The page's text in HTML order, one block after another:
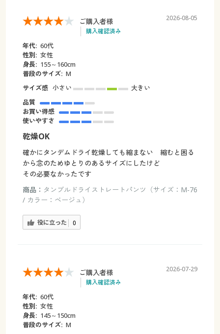
ご購入者様
購入確認済み
2026-08-05
年代: 60代
性別: 女性
身長: 155～160cm
普段のサイズ: M
サイズ感 小さい
大きい
品質
お買い得感
使いやすさ
乾燥OK
確かにタンデムドライ乾燥しても縮まない 縮むと困る
から念のためゆとりのあるサイズにしたけど
その必要なかったです
商品： タンブルドライストレートパンツ（サイズ：M-76
/ カラー：ベージュ）
役に立った 0
ご購入者様
購入確認済み
2026-07-29
年代: 60代
性別: 女性
身長: 145～150cm
普段のサイズ: M